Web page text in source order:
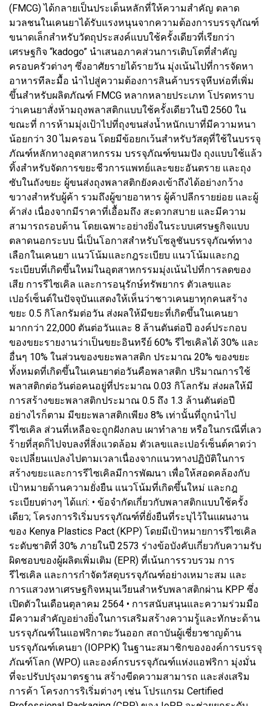
(FMCG) ได้กลายเป็นประเด็นหลักที่ให้ความสำคัญ ตลาด
มวลชนในเคนยาได้รับแรงหนุนจากความต้องการบรรจุภัณฑ์
ขนาดเล็กสำหรับวัตถุประสงค์แบบใช้ครั้งเดียวที่เรียกว่า
เศรษฐกิจ “kadogo” นำเสนอภาคส่วนการเติบโตที่สำคัญ
ครอบครัวต่างๆ ซึ่งอาศัยรายได้รายวัน มุ่งเน้นไปที่การจัดหา
อาหารทีละมื้อ นำไปสู่ความต้องการสินค้าบรรจุหีบห่อที่เพิ่ม
ขึ้นสำหรับผลิตภัณฑ์ FMCG หลากหลายประเภท โปรดทราบ
ว่าเคนยาสั่งห้ามถุงพลาสติกแบบใช้ครั้งเดียวในปี 2560 ใน
ขณะที่ การห้ามมุ่งเป้าไปที่ถุงขนส่งน้ำหนักเบาที่มีความหนา
น้อยกว่า 30 ไมครอน โดยมีข้อยกเว้นสำหรับวัสดุที่ใช้ในบรรจุ
ภัณฑ์หลักทางอุตสาหกรรม บรรจุภัณฑ์ขนมปัง ถุงแบบใช้แล้ว
ทิ้งสำหรับจัดการขยะชีวการแพทย์และขยะอันตราย และถุง
ซับในถังขยะ ผู้ขนส่งถุงพลาสติกยังคงเข้าถึงได้อย่างกว้าง
ขวางสำหรับผู้ค้า รวมถึงผู้ขายอาหาร ผู้ค้าปลีกรายย่อย และผู้
ค้าส่ง เนื่องจากมีราคาที่เอื้อมถึง สะดวกสบาย และมีความ
สามารถรอบด้าน โดยเฉพาะอย่างยิ่งในระบบเศรษฐกิจแบบ
ตลาดนอกระบบ นี่เป็นโอกาสสำหรับโซลูชันบรรจุภัณฑ์ทาง
เลือกในเคนยา แนวโน้มและกฎระเบียบ แนวโน้มและกฎ
ระเบียบที่เกิดขึ้นใหม่ในอุตสาหกรรมมุ่งเน้นไปที่การลดของ
เสีย การรีไซเคิล และการอนุรักษ์ทรัพยากร ตัวเลขและ
เปอร์เซ็นต์ในปัจจุบันแสดงให้เห็นว่าชาวเคนยาทุกคนสร้าง
ขยะ 0.5 กิโลกรัมต่อวัน ส่งผลให้มีขยะที่เกิดขึ้นในเคนยา
มากกว่า 22,000 ตันต่อวันและ 8 ล้านตันต่อปี องค์ประกอบ
ของขยะรายงานว่าเป็นขยะอินทรีย์ 60% รีไซเคิลได้ 30% และ
อื่นๆ 10% ในส่วนของขยะพลาสติก ประมาณ 20% ของขยะ
ทั้งหมดที่เกิดขึ้นในเคนยาต่อวันคือพลาสติก ปริมาณการใช้
พลาสติกต่อวันต่อคนอยู่ที่ประมาณ 0.03 กิโลกรัม ส่งผลให้มี
การสร้างขยะพลาสติกประมาณ 0.5 ถึง 1.3 ล้านตันต่อปี
อย่างไรก็ตาม มีขยะพลาสติกเพียง 8% เท่านั้นที่ถูกนำไป
รีไซเคิล ส่วนที่เหลือจะถูกฝังกลบ เผาทำลาย หรือในกรณีที่เลว
ร้ายที่สุดก็ไปจบลงที่สิ่งแวดล้อม ตัวเลขและเปอร์เซ็นต์คาดว่า
จะเปลี่ยนแปลงไปตามเวลาเนื่องจากแนวทางปฏิบัติในการ
สร้างขยะและการรีไซเคิลมีการพัฒนา เพื่อให้สอดคล้องกับ
เป้าหมายด้านความยั่งยืน แนวโน้มที่เกิดขึ้นใหม่ และกฎ
ระเบียบต่างๆ ได้แก่: • ข้อจำกัดเกี่ยวกับพลาสติกแบบใช้ครั้ง
เดียว; โครงการริเริ่มบรรจุภัณฑ์ที่ยั่งยืนที่ระบุไว้ในแผนงาน
ของ Kenya Plastics Pact (KPP) โดยมีเป้าหมายการรีไซเคิล
ระดับชาติที่ 30% ภายในปี 2573 ร่างข้อบังคับเกี่ยวกับความรับ
ผิดชอบของผู้ผลิตเพิ่มเติม (EPR) ที่เน้นการรวบรวม การ
รีไซเคิล และการกำจัดวัสดุบรรจุภัณฑ์อย่างเหมาะสม และ
การแสวงหาเศรษฐกิจหมุนเวียนสำหรับพลาสติกผ่าน KPP ซึ่ง
เปิดตัวในเดือนตุลาคม 2564 • การสนับสนุนและความร่วมมือ
มีความสำคัญอย่างยิ่งในการเสริมสร้างความรู้และทักษะด้าน
บรรจุภัณฑ์ในแอฟริกาตะวันออก สถาบันผู้เชี่ยวชาญด้าน
บรรจุภัณฑ์เคนยา (IOPPK) ในฐานะสมาชิกขององค์การบรรจุ
ภัณฑ์โลก (WPO) และองค์กรบรรจุภัณฑ์แห่งแอฟริกา มุ่งมั่น
ที่จะปรับปรุงมาตรฐาน สร้างขีดความสามารถ และส่งเสริม
การค้า โครงการริเริ่มต่างๆ เช่น โปรแกรม Certified